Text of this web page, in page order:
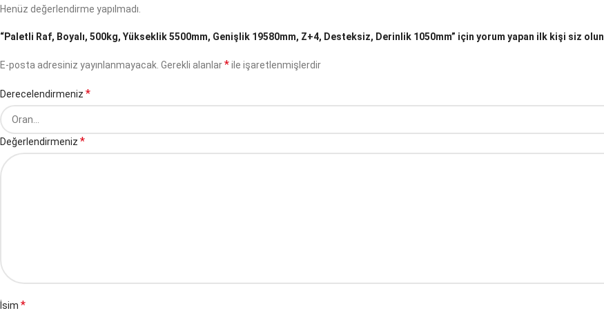
Henüz değerlendirme yapılmadı.
“Paletli Raf, Boyalı, 500kg, Yükseklik 5500mm, Genişlik 19580mm, Z+4, Desteksiz, Derinlik 1050mm” için yorum yapan ilk kişi siz olun
E-posta adresiniz yayınlanmayacak. Gerekli alanlar*ile işaretlenmişlerdir
Derecelendirmeniz *
Değerlendirmeniz *
İsim *